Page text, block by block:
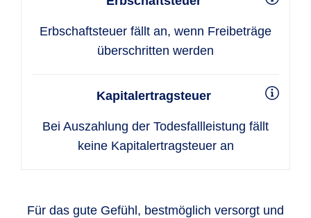
Erbschaftsteuer fällt an, wenn Freibeträge
überschritten werden
Kapitalertragsteuer
Bei Auszahlung der Todesfallleistung fällt
keine Kapitalertragsteuer an
Für das gute Gefühl, bestmöglich versorgt und